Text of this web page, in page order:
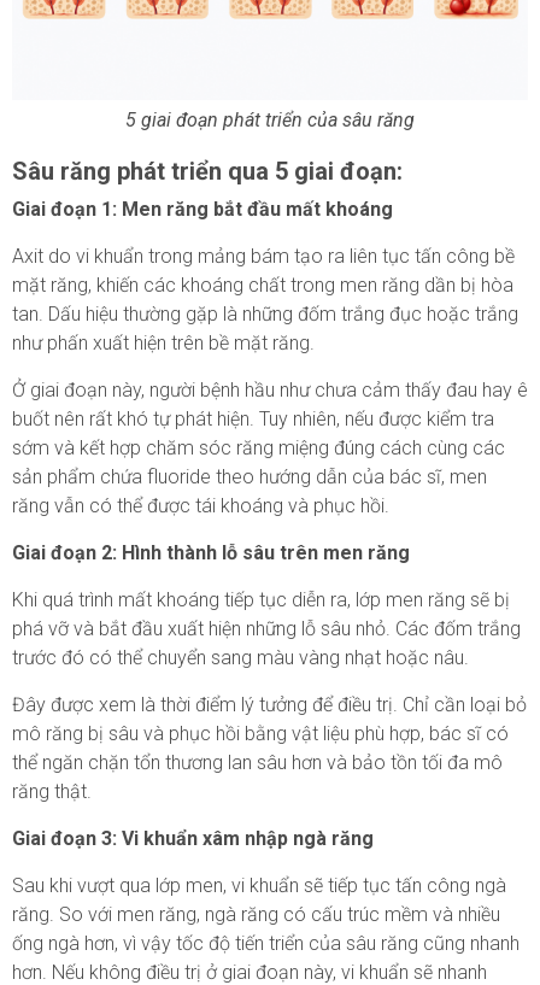
5 giai đoạn phát triển của sâu răng
Sâu răng phát triển qua 5 giai đoạn:
Giai đoạn 1: Men răng bắt đầu mất khoáng
Axit do vi khuẩn trong mảng bám tạo ra liên tục tấn công bề
mặt răng, khiến các khoáng chất trong men răng dần bị hòa
tan. Dấu hiệu thường gặp là những đốm trắng đục hoặc trắng
như phấn xuất hiện trên bề mặt răng.
Ở giai đoạn này, người bệnh hầu như chưa cảm thấy đau hay ê
buốt nên rất khó tự phát hiện. Tuy nhiên, nếu được kiểm tra
sớm và kết hợp chăm sóc răng miệng đúng cách cùng các
sản phẩm chứa fluoride theo hướng dẫn của bác sĩ, men
răng vẫn có thể được tái khoáng và phục hồi.
Giai đoạn 2: Hình thành lỗ sâu trên men răng
Khi quá trình mất khoáng tiếp tục diễn ra, lớp men răng sẽ bị
phá vỡ và bắt đầu xuất hiện những lỗ sâu nhỏ. Các đốm trắng
trước đó có thể chuyển sang màu vàng nhạt hoặc nâu.
Đây được xem là thời điểm lý tưởng để điều trị. Chỉ cần loại bỏ
mô răng bị sâu và phục hồi bằng vật liệu phù hợp, bác sĩ có
thể ngăn chặn tổn thương lan sâu hơn và bảo tồn tối đa mô
răng thật.
Giai đoạn 3: Vi khuẩn xâm nhập ngà răng
Sau khi vượt qua lớp men, vi khuẩn sẽ tiếp tục tấn công ngà
răng. So với men răng, ngà răng có cấu trúc mềm và nhiều
ống ngà hơn, vì vậy tốc độ tiến triển của sâu răng cũng nhanh
hơn. Nếu không điều trị ở giai đoạn này, vi khuẩn sẽ nhanh